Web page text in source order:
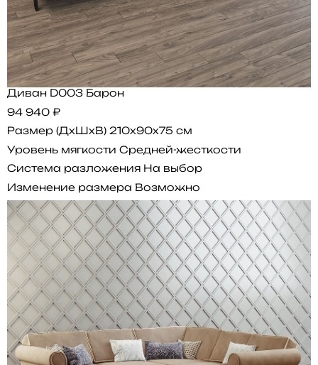
Диван D003 Барон
94 940 ₽
Размер (ДхШхВ) 210x90x75 см
Уровень мягкости Средней-жесткости
Система разложения На выбор
Изменение размера Возможно